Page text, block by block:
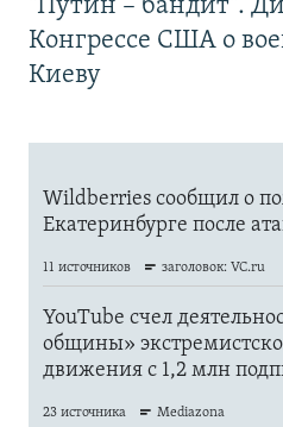
"Путин – бандит".
Конгрессе США о
Киеву